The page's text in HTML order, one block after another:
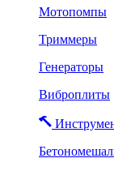
Мотопомпы
Триммеры
Генераторы
Виброплиты